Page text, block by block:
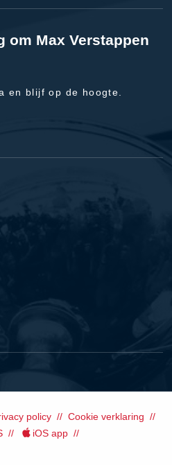
om Max Verstappen
en blijf op de hoogte.
policy
Cookie verklaring
iOS app